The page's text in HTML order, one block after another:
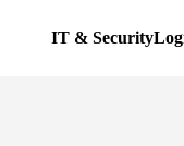
IT & Security